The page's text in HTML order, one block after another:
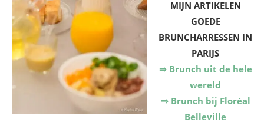
MIJN ARTIKELEN
GOEDE
BRUNCHARRESSEN IN
PARIJS
⇒ Brunch uit de hele
wereld
⇒ Brunch bij Floréal
Belleville